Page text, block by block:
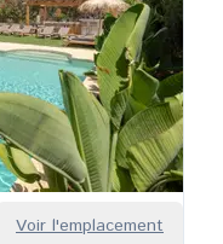
Voir l'emplacement